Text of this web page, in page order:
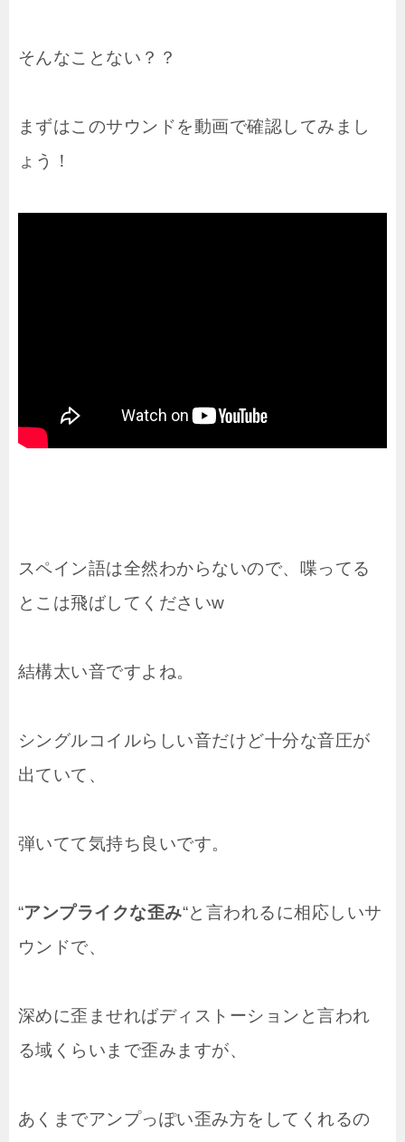
そんなことない？？
まずはこのサウンドを動画で確認してみまし
ょう！
スペイン語は全然わからないので、喋ってる
とこは飛ばしてくださいw
結構太い音ですよね。
シングルコイルらしい音だけど十分な音圧が
出ていて、
弾いてて気持ち良いです。
“アンプライクな歪み“と言われるに相応しいサ
ウンドで、
深めに歪ませればディストーションと言われ
る域くらいまで歪みますが、
あくまでアンプっぽい歪み方をしてくれるの